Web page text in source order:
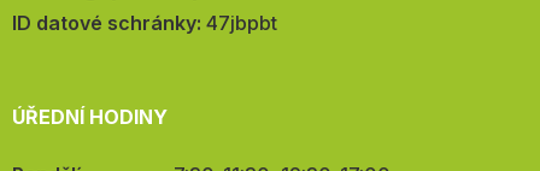
mail:
ID datové schránky: 47jbpbt
ÚŘEDNÍ HODINY